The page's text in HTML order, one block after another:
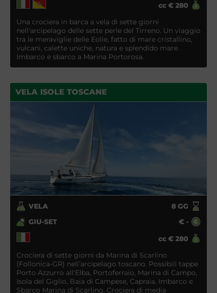
cc € 280
Una crociera in barca a vela di sette giorni
nell'arcipelago delle sette perle del Tirreno. Un viaggio
tra le meraviglie delle Eolie, fatto di mare cristallino,
vulcani, calette uniche, natura e splendido mare.
Imbarco e sbarco a Marina Portorosa.
VELA ISOLE TOSCANE
VELA 8GG
GIU-SET
€ -
cc € 280
Crociera di sette giorni da Marina di Scarlino
(Follonica-GR) nell’arcipelago toscano. Possibili tappe
Porto Azzurro all'Elba, Portoferraio, Marina di Campo,
Isola del Giglio, Baia di Campese, Capraia. Imbarco e
Sbarco Marina di Scarlino. Crociera di media